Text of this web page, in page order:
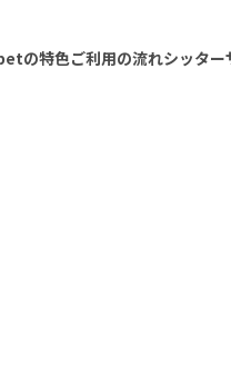
の特色ご利用の流れシッター